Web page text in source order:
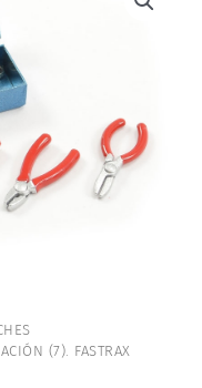
(7). FASTRAX